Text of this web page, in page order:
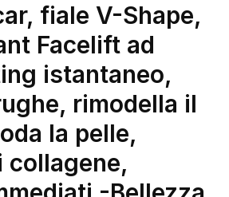
fiale V-Shape,
Facelift ad
istantaneo,
rimodella il
la pelle,
collagene,